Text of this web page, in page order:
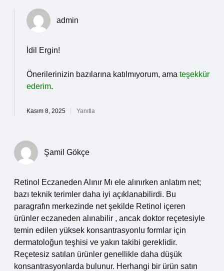
admin
İdil Ergin!
Önerilerinizin bazılarına katılmıyorum, ama teşekkür
ederim.
Kasım 8, 2025 Yanıtla
Şamil Gökçe
Retinol Eczaneden Alınır Mı ele alınırken anlatım net;
bazı teknik terimler daha iyi açıklanabilirdi. Bu
paragrafın merkezinde net şekilde Retinol içeren
ürünler eczaneden alınabilir , ancak doktor reçetesiyle
temin edilen yüksek konsantrasyonlu formlar için
dermatoloğun teşhisi ve yakın takibi gereklidir.
Reçetesiz satılan ürünler genellikle daha düşük
konsantrasyonlarda bulunur. Herhangi bir ürün satın